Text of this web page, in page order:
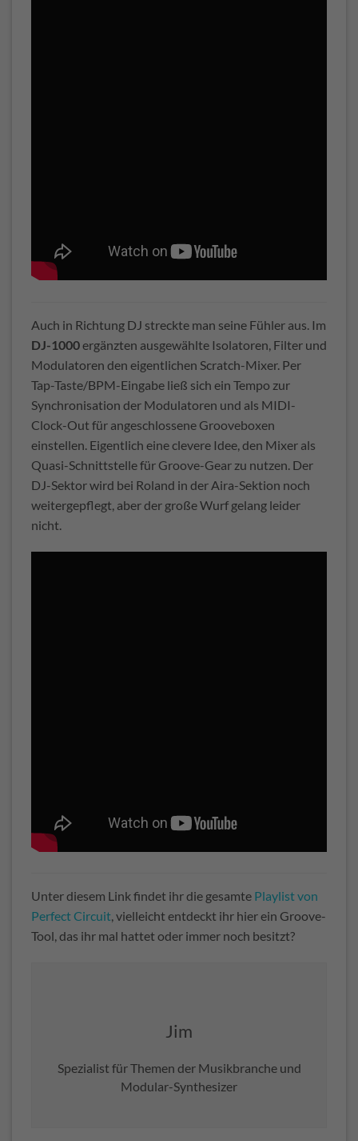
Auch in Richtung DJ streckte man seine Fühler aus. Im
DJ-1000ergänzten ausgewählte Isolatoren, Filter und
Modulatoren den eigentlichen Scratch-Mixer. Per
Tap-Taste/BPM-Eingabe ließ sich ein Tempo zur
Synchronisation der Modulatoren und als MIDI-
Clock-Out für angeschlossene Grooveboxen
einstellen. Eigentlich eine clevere Idee, den Mixer als
Quasi-Schnittstelle für Groove-Gear zu nutzen. Der
DJ-Sektor wird bei Roland in der Aira-Sektion noch
weitergepflegt, aber der große Wurf gelang leider
nicht.
Unter diesem Link findet ihr die gesamte Playlist von
Perfect Circuit, vielleicht entdeckt ihr hier ein Groove-
Tool, das ihr mal hattet oder immer noch besitzt?
Jim
Spezialist für Themen der Musikbranche und
Modular-Synthesizer